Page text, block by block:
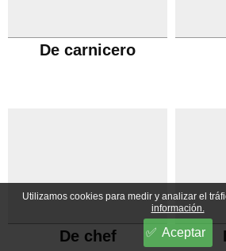
De carnicero
De chef
Utilizamos cookies para medir y analizar el
información.
Aceptar